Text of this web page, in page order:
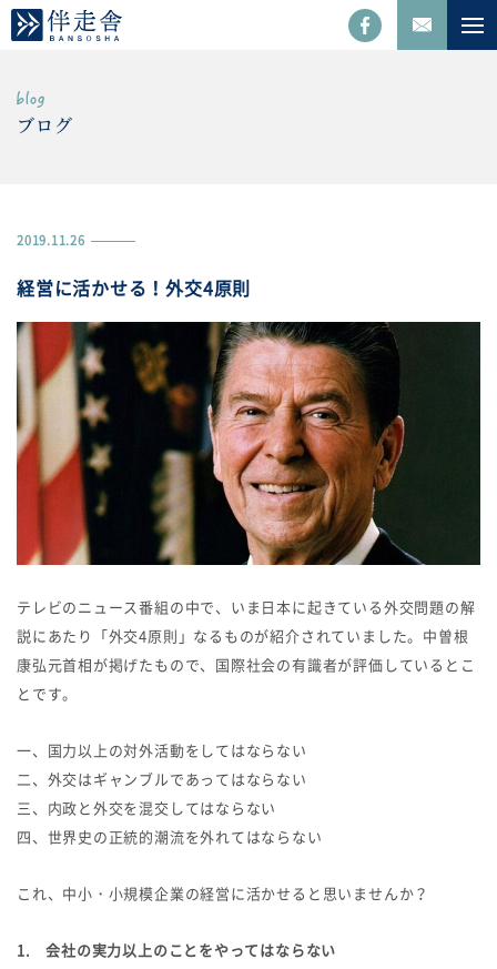
ブログ
2019.11.26
経営に活かせる！外交4原則
テレビのニュース番組の中で、いま日本に起きている外交問題の解
説にあたり「外交4原則」なるものが紹介されていました。中曽根
康弘元首相が掲げたもので、国際社会の有識者が評価しているとこ
とです。
一、国力以上の対外活動をしてはならない
二、外交はギャンブルであってはならない
三、内政と外交を混交してはならない
四、世界史の正統的潮流を外れてはならない
これ、中小・小規模企業の経営に活かせると思いませんか？
1. 会社の実力以上のことをやってはならない